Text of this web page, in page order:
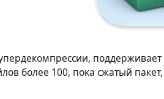
поддерживает
более 100, пока сжатый